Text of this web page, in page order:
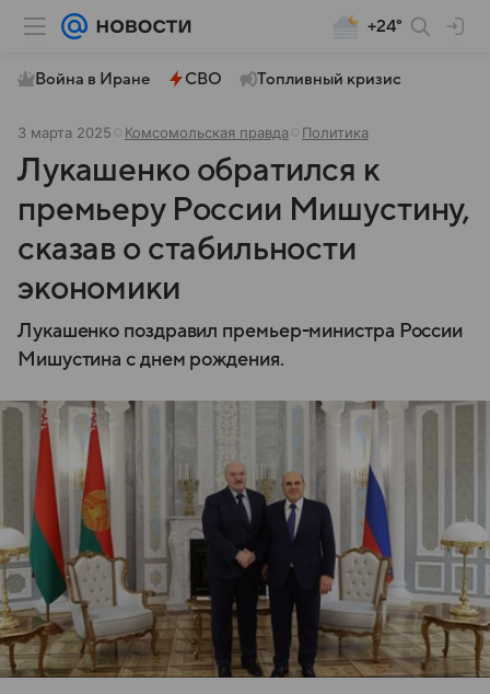
+24°
Война в Иране СВО Топливный кризис
3 марта 2025 Комсомольская правда Политика
Лукашенко обратился к
премьеру России Мишустину,
сказав о стабильности
экономики
Лукашенко поздравил премьер-министра России
Мишустина с днем рождения.